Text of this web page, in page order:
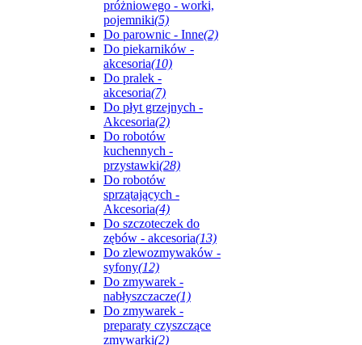
próżniowego - worki,
pojemniki(5)
Do parownic - Inne(2)
Do piekarników -
akcesoria(10)
Do pralek -
akcesoria(7)
Do płyt grzejnych -
Akcesoria(2)
Do robotów
kuchennych -
przystawki(28)
Do robotów
sprzątających -
Akcesoria(4)
Do szczoteczek do
zębów - akcesoria(13)
Do zlewozmywaków -
syfony(12)
Do zmywarek -
nabłyszczacze(1)
Do zmywarek -
preparaty czyszczące
zmywarki(2)